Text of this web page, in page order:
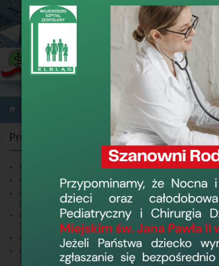
Bezpłatna kolonoskopia
Programy profilaktyczne
Program profilaktyki raka piersi
Profilaktyka 40 PLUS
Program badań przesiewowych raka
jelita grubego od 2022 roku
Badanie mammograficzne do 31 X
2023
Bezpłatna kolonoskopia 2019 - 2021
Bezpłatna kolonoskopia w latach
2016-2018
Bezpłatna
Bezpłatna
Program Badań
Program Badań
zadaniem
roku
wysyłane są
Celem PBP jest
Rak jelita grubego